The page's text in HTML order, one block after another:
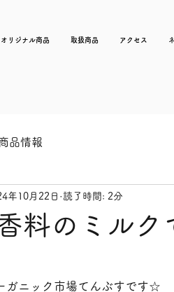
オリジナル商品 取扱商品 アクセス
品情報
料のミル
年10月22日 読了時間: 2分
ガニック市場てんぶすです☆